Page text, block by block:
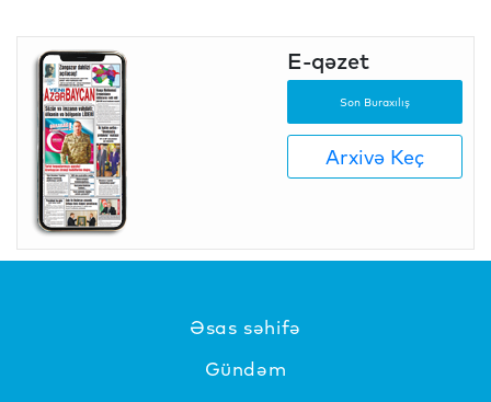
E-qəzet
Son Buraxılış
Arxivə Keç
Əsas səhifə
Gündəm